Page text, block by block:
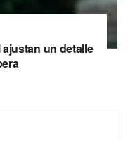
un detalle